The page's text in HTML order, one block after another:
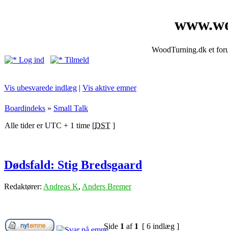
WoodTurning.dk et
Log ind
Tilmeld
Vis ubesvarede indlæg | Vis aktive emner
Boardindeks » Small Talk
Alle tider er UTC + 1 time [DST ]
Dødsfald: Stig Bredsgaard
Redaktører: Andreas K, Anders Bremer
Side 1 af 1 [ 6 indlæg ]